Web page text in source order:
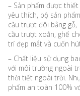
– Sản phẩm được
yêu thích, bộ sản
cầu trượt đôi bằng gỗ,
cầu trượt xoắn, ghế
trí đẹp mắt và cuốn
– Chất liệu sử dụng
với môi trường ngoài
thời tiết ngoài trời.
phẩm an toàn 100%